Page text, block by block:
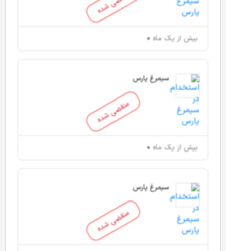
بیش از یک ماه
منقضی شده
سیمرغ پارس
بیش از یک ماه
منقضی شده
سیمرغ پارس